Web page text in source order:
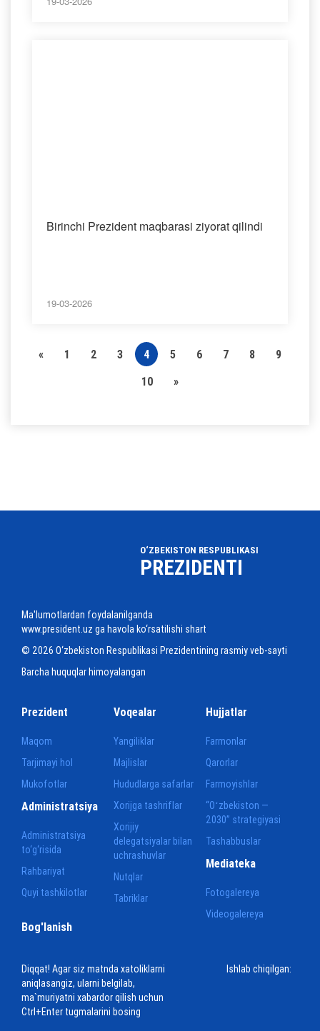
Birinchi Prezident maqbarasi ziyorat qilindi
19-03-2026
« 1 2 3 4 5 6 7 8
9
10
»
O‘ZBEKISTON RESPUBLIKASI
PREZIDENTI
Ma'lumotlardan foydalanilganda
www.president.uz ga havola ko‘rsatilishi shart
© 2026 O‘zbekiston Respublikasi Prezidentining rasmiy veb-sayti
Barcha huquqlar himoyalangan
Prezident
Maqom
Tarjimayi hol
Mukofotlar
Voqealar
Yangiliklar
Majlislar
Hududlarga safarlar
Xorijga tashriflar
Xorijiy
delegatsiyalar bilan
uchrashuvlar
Nutqlar
Tabriklar
Hujjatlar
Farmonlar
Qarorlar
Farmoyishlar
“Oʻzbekiston —
2030” strategiyasi
Tashabbuslar
Administratsiya
Administratsiya
to‘g‘risida
Rahbariyat
Quyi tashkilotlar
Mediateka
Fotogalereya
Videogalereya
Bog'lanish
Diqqat! Agar siz matnda xatoliklarni
aniqlasangiz, ularni belgilab,
ma`muriyatni xabardor qilish uchun
Ctrl+Enter tugmalarini bosing
Ishlab chiqilgan: